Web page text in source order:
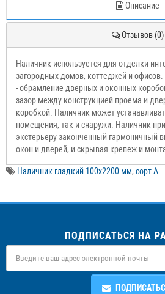
Описание
Отзывов (0)
Наличник используется для отделки
загородных домов, коттеджей и офисов.
- обрамление дверных и оконных
зазор между конструкцией проема и
коробкой. Наличник может
помещения, так и снаружи. Наличник
экстерьеру законченный гармоничный
окон и дверей, и скрывая крепеж и
Наличник гладкий 100х2200 мм, сорт А
ПОДПИСАТЬСЯ НА